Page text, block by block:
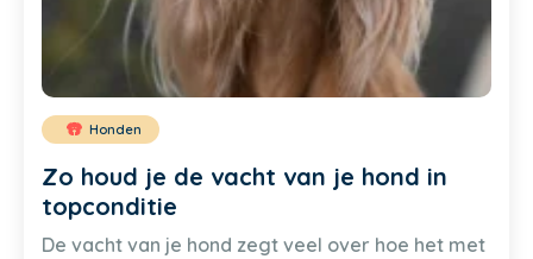
Honden
Zo houd je de vacht van je hond in
topconditie
De vacht van je hond zegt veel over hoe het met